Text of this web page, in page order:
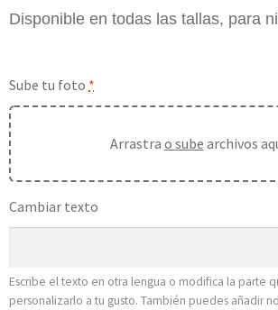
Disponible en todas las tallas, para
Sube tu foto *
Arrastra o sube archivos
Cambiar texto
Escribe el texto en otra lengua o modifica la parte
personalizarlo a tu gusto. También puedes añadir